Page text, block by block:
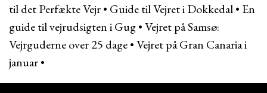
til det Perfækte Vejr• Guide til Vejret i Dokkedal• En
guide til vejrudsigten i Gug•Vejret på Samsø:
Vejrguderne over 25 dage•Vejret på Gran Canaria i
januar•